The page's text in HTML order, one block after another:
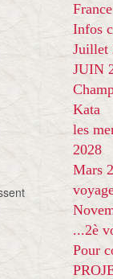
Infos
Juillet
JUIN
Kata
les
2028
Mars
...2è
Pour